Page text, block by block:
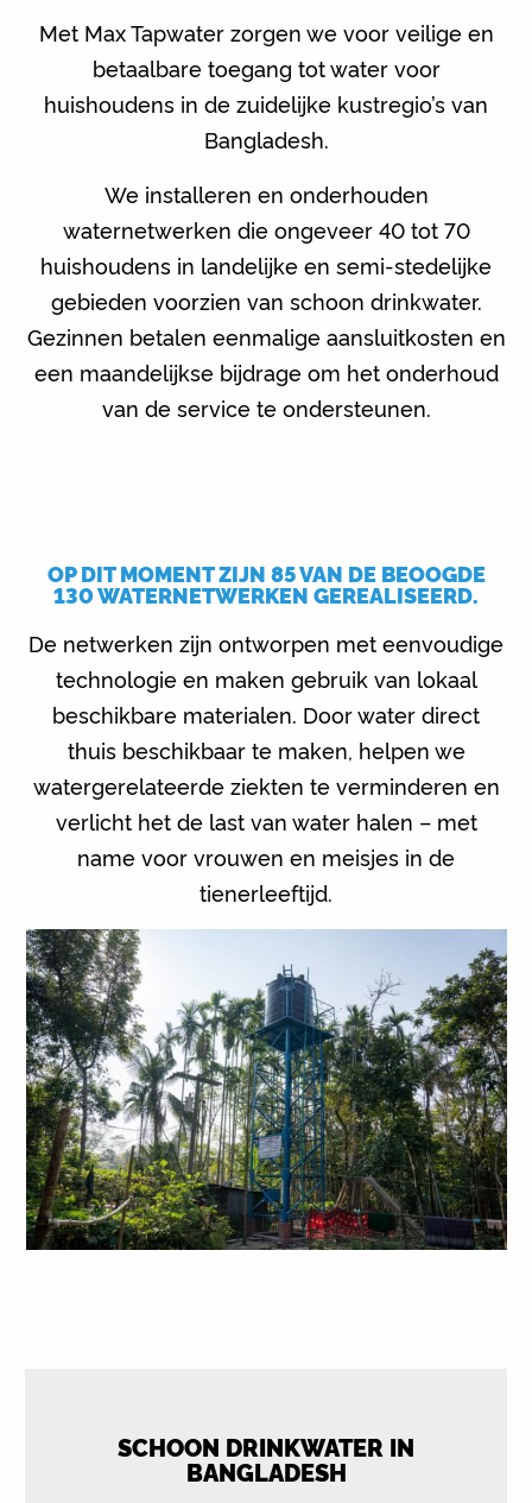
Met Max Tapwater zorgen we voor veilige en
betaalbare toegang tot water voor
huishoudens in de zuidelijke kustregio’s van
Bangladesh.
We installeren en onderhouden
waternetwerken die ongeveer 40 tot 70
huishoudens in landelijke en semi-stedelijke
gebieden voorzien van schoon drinkwater.
Gezinnen betalen eenmalige aansluitkosten en
een maandelijkse bijdrage om het onderhoud
van de service te ondersteunen.
OP DIT MOMENT ZIJN 85 VAN DE BEOOGDE
130 WATERNETWERKEN GEREALISEERD.
De netwerken zijn ontworpen met eenvoudige
technologie en maken gebruik van lokaal
beschikbare materialen. Door water direct
thuis beschikbaar te maken, helpen we
watergerelateerde ziekten te verminderen en
verlicht het de last van water halen – met
name voor vrouwen en meisjes in de
tienerleeftijd.
SCHOON DRINKWATER IN
BANGLADESH